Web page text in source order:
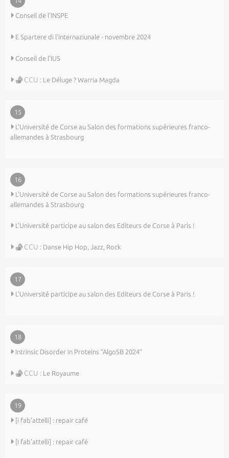
Conseil de l'INSPE
E Spartere di l'internaziunale - novembre 2024
Conseil de l'IUS
CCU : Le Déluge ? Warria Magda
15
L'Université de Corse au Salon des formations supérieures franco-
allemandes à Strasbourg
16
L'Université de Corse au Salon des formations supérieures franco-
allemandes à Strasbourg
L'Université participe au salon des Editeurs de Corse à Paris !
CCU : Danse Hip Hop, Jazz, Rock
17
L'Université participe au salon des Editeurs de Corse à Paris !
18
Intrinsic Disorder in Proteins “AlgoSB 2024”
CCU : Le Royaume
19
[i fab'attelli] : repair café
[I fab'attelli] : repair café